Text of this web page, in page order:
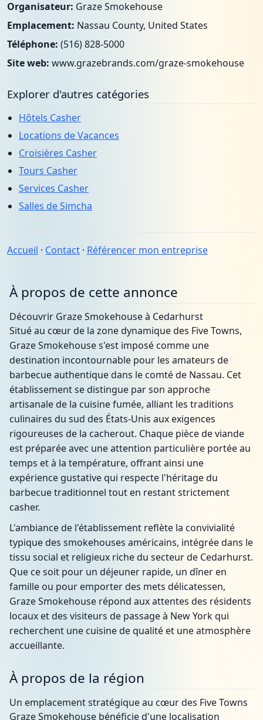
Organisateur: Graze Smokehouse
Emplacement: Nassau County, United States
Téléphone: (516) 828-5000
Site web: www.grazebrands.com/graze-smokehouse
Explorer d'autres catégories
Hôtels Casher
Locations de Vacances
Croisières Casher
Tours Casher
Services Casher
Salles de Simcha
Accueil · Contact · Référencer mon entreprise
À propos de cette annonce
Découvrir Graze Smokehouse à Cedarhurst
Situé au cœur de la zone dynamique des Five Towns,
Graze Smokehouse s'est imposé comme une
destination incontournable pour les amateurs de
barbecue authentique dans le comté de Nassau. Cet
établissement se distingue par son approche
artisanale de la cuisine fumée, alliant les traditions
culinaires du sud des États-Unis aux exigences
rigoureuses de la cacherout. Chaque pièce de viande
est préparée avec une attention particulière portée au
temps et à la température, offrant ainsi une
expérience gustative qui respecte l'héritage du
barbecue traditionnel tout en restant strictement
casher.
L'ambiance de l'établissement reflète la convivialité
typique des smokehouses américains, intégrée dans le
tissu social et religieux riche du secteur de Cedarhurst.
Que ce soit pour un déjeuner rapide, un dîner en
famille ou pour emporter des mets délicatessen,
Graze Smokehouse répond aux attentes des résidents
locaux et des visiteurs de passage à New York qui
recherchent une cuisine de qualité et une atmosphère
accueillante.
À propos de la région
Un emplacement stratégique au cœur des Five Towns
Graze Smokehouse bénéficie d'une localisation